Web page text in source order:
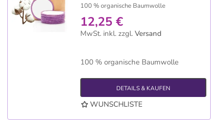
100 % organische Baumwolle
12,25 €
MwSt. inkl. zzgl. Versand
100 % organische Baumwolle
DETAILS & KAUFEN
WUNSCHLISTE